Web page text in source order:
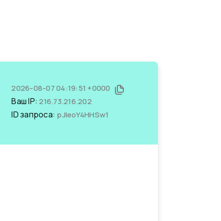
2026-08-07 04:19:51 +0000
Ваш IP:216.73.216.202
ID запроса: pJIeoY4HHSw1